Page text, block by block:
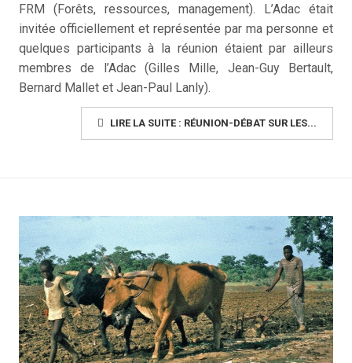
FRM (Forêts, ressources, management). L’Adac était
invitée officiellement et représentée par ma personne et
quelques participants à la réunion étaient par ailleurs
membres de l’Adac (Gilles Mille, Jean-Guy Bertault,
Bernard Mallet et Jean-Paul Lanly).
LIRE LA SUITE : RÉUNION-DÉBAT SUR LES...